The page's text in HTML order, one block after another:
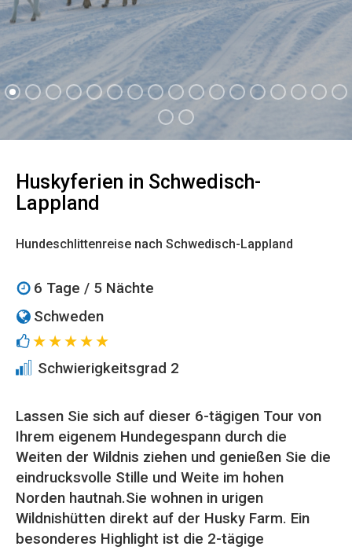
Huskyferien in Schwedisch-
Lappland
Hundeschlittenreise nach Schwedisch-Lappland
6 Tage / 5 Nächte
Schweden
Schwierigkeitsgrad 2
Lassen Sie sich auf dieser 6-tägigen Tour von
Ihrem eigenem Hundegespann durch die
Weiten der Wildnis ziehen und genießen Sie die
eindrucksvolle Stille und Weite im hohen
Norden hautnah.Sie wohnen in urigen
Wildnishütten direkt auf der Husky Farm. Ein
besonderes Highlight ist die 2-tägige